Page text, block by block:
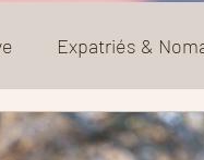
Expatriés &
et séparation